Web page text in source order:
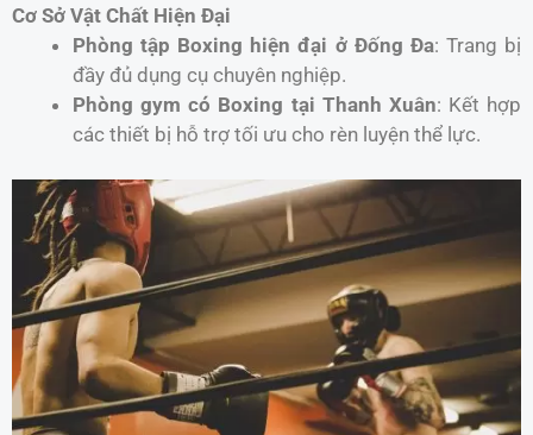
Cơ Sở Vật Chất Hiện Đại
Phòng tập Boxing hiện đại ở Đống Đa: Trang bị
đầy đủ dụng cụ chuyên nghiệp.
Phòng gym có Boxing tại Thanh Xuân: Kết hợp
các thiết bị hỗ trợ tối ưu cho rèn luyện thể lực.